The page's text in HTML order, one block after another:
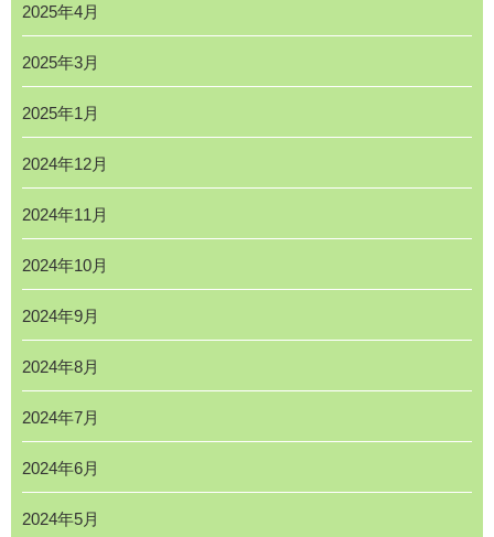
2025年4月
2025年3月
2025年1月
2024年12月
2024年11月
2024年10月
2024年9月
2024年8月
2024年7月
2024年6月
2024年5月